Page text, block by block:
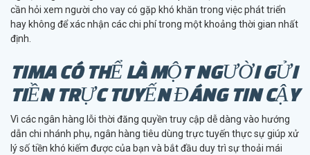
cần hỏi xem người cho vay có gặp khó khăn trong việc phát triển
hay không để xác nhận các chi phí trong một khoảng thời gian nhất
định.
TIMA CÓ THỂ LÀ MỘT NGƯỜI GỬI
TIỀN TRỰC TUYẾN ĐÁNG TIN CẬY
Vì các ngân hàng lỗi thời đăng quyền truy cập dễ dàng vào hướng
dẫn chi nhánh phụ, ngân hàng tiêu dùng trực tuyến thực sự giúp xử
lý số tiền khó kiếm được của bạn và bắt đầu duy trì sự thoải mái